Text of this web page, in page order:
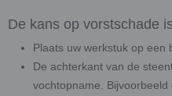
De kans op vorstschade
Plaats uw werkstuk op een
De achterkant van de
vochtopname.